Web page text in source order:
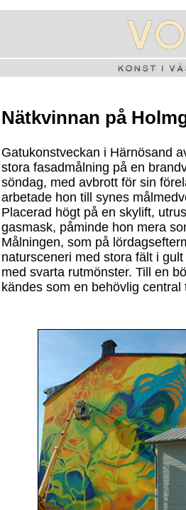
Nätkvinnan på
Gatukonstveckan i Härnösand
stora fasadmålning på en
söndag, med avbrott för sin
arbetade hon till synes
Placerad högt på en skylift,
gasmask, påminde hon mera
Målningen, som på
natursceneri med stora fält i
med svarta rutmönster. Till en
kändes som en behövlig central